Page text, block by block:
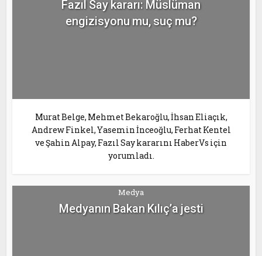
Fazıl Say kararı: Müslüman
engizisyonu mu, suç mu?
Murat Belge, Mehmet Bekaroğlu, İhsan Eliaçık,
Andrew Finkel, Yasemin İnceoğlu, Ferhat Kentel
ve Şahin Alpay, Fazıl Say kararını HaberVs için
yorumladı.
Medya
Medyanın Bakan Kılıç’a jesti